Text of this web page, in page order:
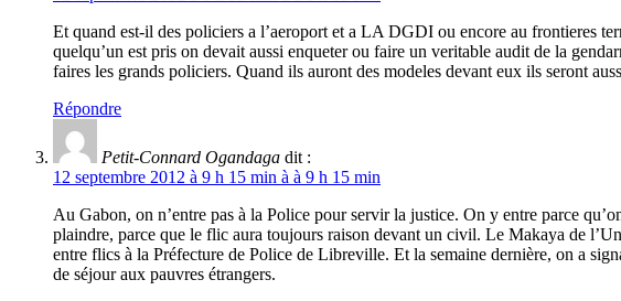
Et quand est-il des policiers a l’aeroport et a LA DGDI ou encore au frontieres
quelqu’un est pris on devait aussi enqueter ou faire un veritable audit de la
faires les grands policiers. Quand ils auront des modeles devant eux ils seront
Répondre
Petit-Connard Ogandaga dit :
12 septembre 2012 à 9 h 15 min à à 9 h 15 min
Au Gabon, on n’entre pas à la Police pour servir la justice. On y entre parce
plaindre, parce que le flic aura toujours raison devant un civil. Le Makaya de
entre flics à la Préfecture de Police de Libreville. Et la semaine dernière, on a
de séjour aux pauvres étrangers.